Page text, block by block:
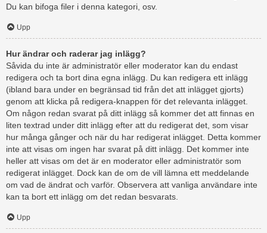
Du kan bifoga filer i denna kategori, osv.
Upp
Hur ändrar och raderar jag inlägg?
Såvida du inte är administratör eller moderator kan du endast
redigera och ta bort dina egna inlägg. Du kan redigera ett inlägg
(ibland bara under en begränsad tid från det att inlägget gjorts)
genom att klicka på redigera-knappen för det relevanta inlägget.
Om någon redan svarat på ditt inlägg så kommer det att finnas en
liten textrad under ditt inlägg efter att du redigerat det, som visar
hur många gånger och när du har redigerat inlägget. Detta kommer
inte att visas om ingen har svarat på ditt inlägg. Det kommer inte
heller att visas om det är en moderator eller administratör som
redigerat inlägget. Dock kan de om de vill lämna ett meddelande
om vad de ändrat och varför. Observera att vanliga användare inte
kan ta bort ett inlägg om det redan besvarats.
Upp